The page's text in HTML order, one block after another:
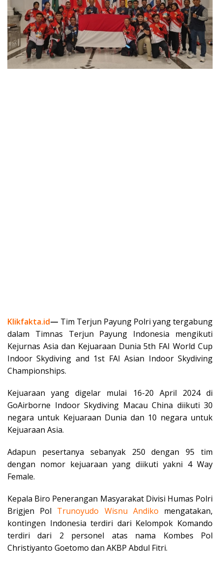
Klikfakta.id— Tim Terjun Payung Polri yang tergabung
dalam Timnas Terjun Payung Indonesia mengikuti
Kejurnas Asia dan Kejuaraan Dunia 5th FAI World Cup
Indoor Skydiving and 1st FAI Asian Indoor Skydiving
Championships.
Kejuaraan yang digelar mulai 16-20 April 2024 di
GoAirborne Indoor Skydiving Macau China diikuti 30
negara untuk Kejuaraan Dunia dan 10 negara untuk
Kejuaraan Asia.
Adapun pesertanya sebanyak 250 dengan 95 tim
dengan nomor kejuaraan yang diikuti yakni 4 Way
Female.
Kepala Biro Penerangan Masyarakat Divisi Humas Polri
Brigjen Pol Trunoyudo Wisnu Andiko mengatakan,
kontingen Indonesia terdiri dari Kelompok Komando
terdiri dari 2 personel atas nama Kombes Pol
Christiyanto Goetomo dan AKBP Abdul Fitri.